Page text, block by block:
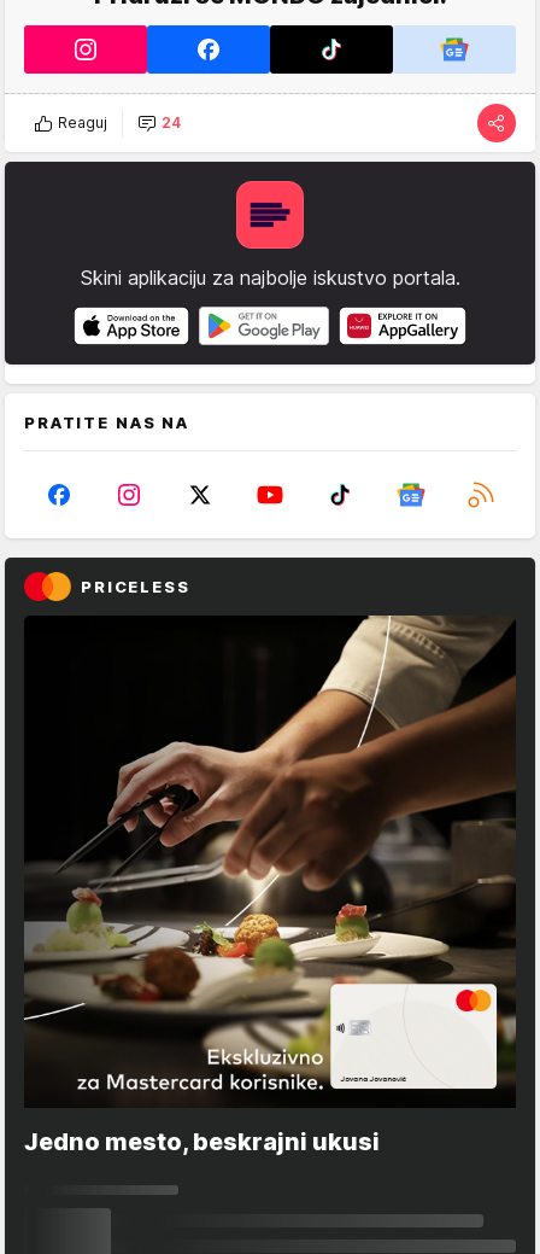
Reaguj 24
Skini aplikaciju za najbolje iskustvo portala.
PRATITE NAS NA
PRICELESS
Jedno mesto, beskrajni ukusi